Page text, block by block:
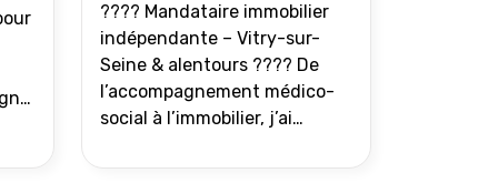
???? Mandataire immobilier
indépendante – Vitry-sur-
Seine & alentours ???? De
l’accompagnement médico-
social à l’immobilier, j’ai
gens à avancer sereinement.